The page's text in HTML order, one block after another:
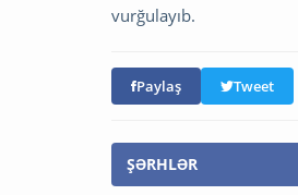
vurğulayıb.
Paylaş Tweet
ŞƏRHLƏR